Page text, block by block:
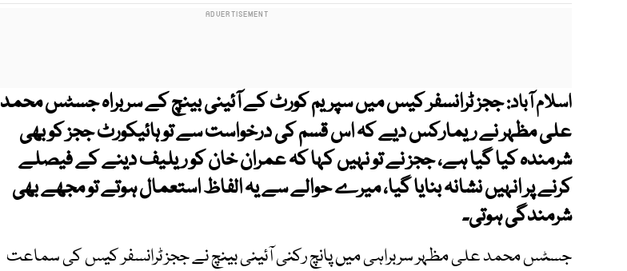
اسلام آباد:ججز ٹرانسفر کیس میں سپریم کورٹ کے آئینی بینچ کے سربراہ جسٹس محمد
علی مظہر نے ریمارکس دیے کہ اس قسم کی درخواست سے تو ہائیکورٹ ججز کو بھی
شرمندہ کیا گیا ہے، ججز نے تو نہیں کہا کہ عمران خان کو ریلیف دینے کے فیصلے
کرنے پر انہیں نشانہ بنایا گیا، میرے حوالے سے یہ الفاظ استعمال ہوتے تو مجھے بھی
شرمندگی ہوتی۔
جسٹس محمد علی مظہر سربراہی میں پانچ رکنی آئینی بینچ نے ججز ٹرانسفر کیس کی سماعت